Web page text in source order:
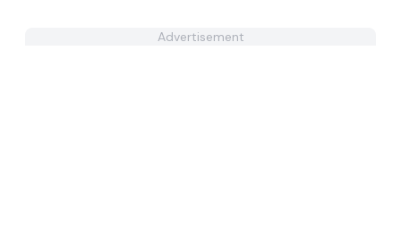
Advertisement